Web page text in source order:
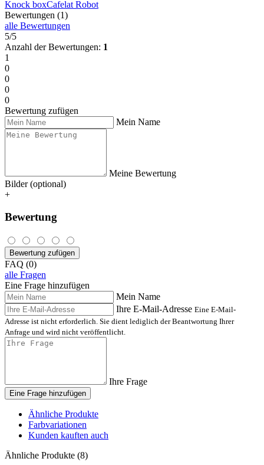
Knock boxCafelat Robot
Bewertungen (1)
alle Bewertungen
5/5
Anzahl der Bewertungen: 1
1
0
0
0
0
Bewertung zufügen
Mein Name
Meine Bewertung
Bilder (optional)
+
Bewertung
Bewertung zufügen
FAQ (0)
alle Fragen
Eine Frage hinzufügen
Mein Name
Ihre E-Mail-Adresse Eine E-Mail-
Adresse ist nicht erforderlich. Sie dient lediglich der Beantwortung Ihrer
Anfrage und wird nicht veröffentlicht.
Ihre Frage
Eine Frage hinzufügen
Ähnliche Produkte
Farbvariationen
Kunden kauften auch
Ähnliche Produkte (8)